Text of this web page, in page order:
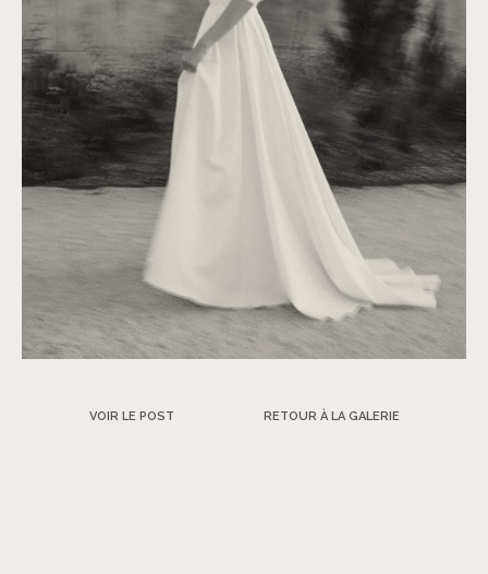
VOIR LE POST RETOUR À LA GALERIE